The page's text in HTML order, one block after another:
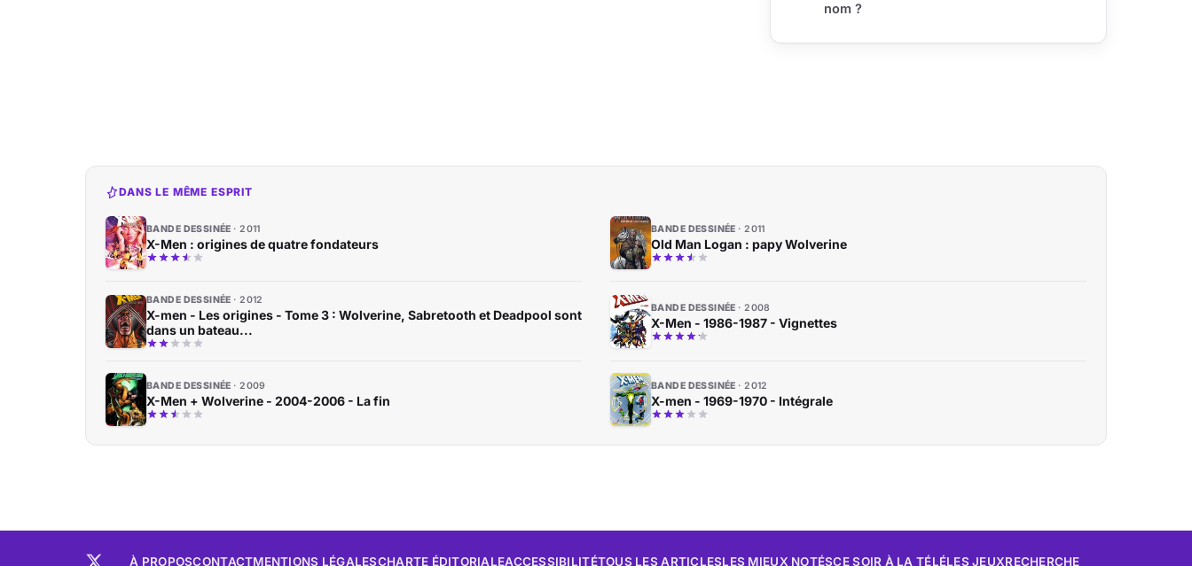
nom ?
DANS LE MÊME ESPRIT
BANDE DESSINÉE 2011
X-Men : origines de quatre fondateurs
BANDE DESSINÉE 2011
Old Man Logan : papy Wolverine
BANDE DESSINÉE 2012
X-men - Les origines - Tome 3 : Wolverine, Sabretooth et Deadpool sont
dans un bateau...
BANDE DESSINÉE 2008
X-Men - 1986-1987 - Vignettes
BANDE DESSINÉE 2009
X-Men + Wolverine - 2004-2006 - La fin
BANDE DESSINÉE 2012
X-men - 1969-1970 - Intégrale
À PROPOSCONTACTMENTIONS LÉGALESCHARTE ÉDITORIALEACCESSIBILITÉTOUS LES ARTICLESLES MIEUX NOTÉSCE SOIR À LA TÉLÉLES JEUXRECHERCHE